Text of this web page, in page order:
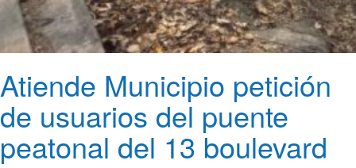
Atiende Municipio petición
de usuarios del puente
peatonal del 13 boulevard